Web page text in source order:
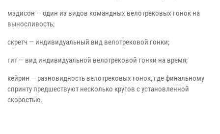
мэдисон — один из видов командных велотрековых гонок на
выносливость;
скретч — индивидуальный вид велотрековой гонки;
гит — вид индивидуальной велотрековой гонки на время;
кейрин — разновидность велотрековых гонок, где финальному
спринту предшествуют несколько кругов с установленной
скоростью.